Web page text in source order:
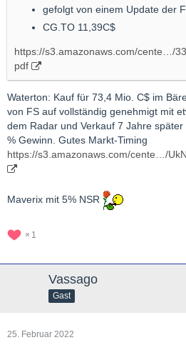
gefolgt von einem Update der
CG.TO 11,39C$
https://s3.amazonaws.com/cente…/
pdf
Waterton: Kauf für 73,4 Mio. C$ im
von FS auf vollständig genehmigt mit
dem Radar und Verkauf 7 Jahre
% Gewinn. Gutes Markt-Timing
https://s3.amazonaws.com/cente…/
Maverix mit 5% NSR
1
Vassago
Gast
25. Februar 2022